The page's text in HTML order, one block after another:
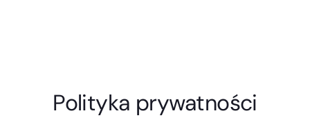
Polityka prywatności